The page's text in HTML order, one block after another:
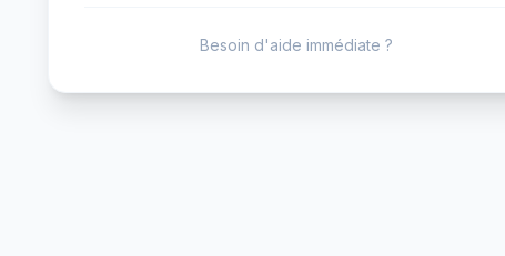
Besoin d'aide immédiate ?